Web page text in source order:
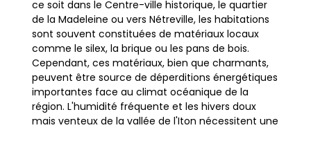
ce soit dans le Centre-ville historique, le quartier
de la Madeleine ou vers Nétreville, les habitations
sont souvent constituées de matériaux locaux
comme le silex, la brique ou les pans de bois.
Cependant, ces matériaux, bien que charmants,
peuvent être source de déperditions énergétiques
importantes face au climat océanique de la
région. L'humidité fréquente et les hivers doux
mais venteux de la vallée de l'Iton nécessitent une